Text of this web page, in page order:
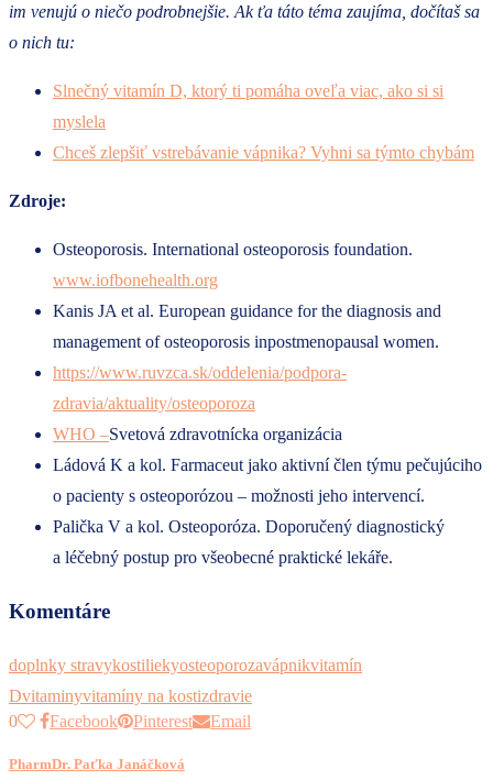
im venujú o niečo podrobnejšie. Ak ťa táto téma zaujíma, dočítaš sa
o nich tu:
Slnečný vitamín D, ktorý ti pomáha oveľa viac, ako si si
myslela
Chceš zlepšiť vstrebávanie vápnika? Vyhni sa týmto chybám
Zdroje:
Osteoporosis. International osteoporosis foundation.
www.iofbonehealth.org
Kanis JA et al. European guidance for the diagnosis and
management of osteoporosis inpostmenopausal women.
https://www.ruvzca.sk/oddelenia/podpora-
zdravia/aktuality/osteoporoza
WHO –Svetová zdravotnícka organizácia
Ládová K a kol. Farmaceut jako aktivní člen týmu pečujúciho
o pacienty s osteoporózou – možnosti jeho intervencí.
Palička V a kol. Osteoporóza. Doporučený diagnostický
a léčebný postup pro všeobecné praktické lekáře.
Komentáre
doplnky stravykostiliekyosteoporozavápnikvitamín
Dvitaminyvitamíny na kostizdravie
0
Facebook Pinterest Email
PharmDr. Paťka Janáčková